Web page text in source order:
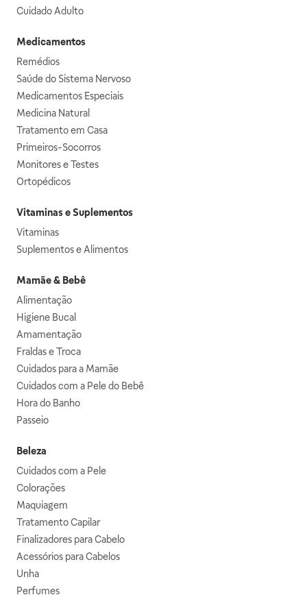
Cuidado Adulto
Medicamentos
Remédios
Saúde do Sistema Nervoso
Medicamentos Especiais
Medicina Natural
Tratamento em Casa
Primeiros-Socorros
Monitores e Testes
Ortopédicos
Vitaminas e Suplementos
Vitaminas
Suplementos e Alimentos
Mamãe & Bebê
Alimentação
Higiene Bucal
Amamentação
Fraldas e Troca
Cuidados para a Mamãe
Cuidados com a Pele do Bebê
Hora do Banho
Passeio
Beleza
Cuidados com a Pele
Colorações
Maquiagem
Tratamento Capilar
Finalizadores para Cabelo
Acessórios para Cabelos
Unha
Perfumes